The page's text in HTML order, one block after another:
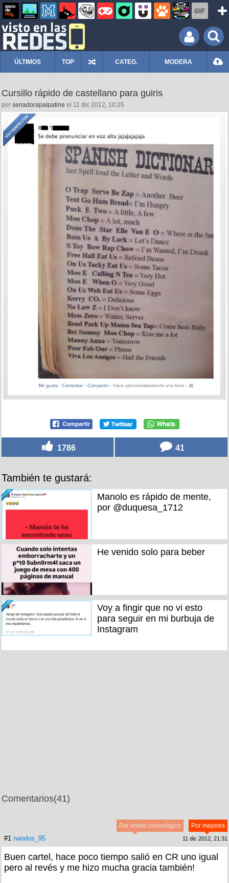
ÚLTIMOS TOP CATEG. MODERA
Cursillo rápido de castellano para guiris
por senadorapalpatine el 11 dic 2012, 10:25
1786 41
También te gustará:
Manolo es rápido de mente,
por @duquesa_1712
He venido solo para beber
Voy a fingir que no vi esto
para seguir en mi burbuja de
Instagram
Comentarios(41)
Por mejores
Por orden cronológico
#1 nandos_95 11 dic 2012, 21:31
Buen cartel, hace poco tiempo salió en CR uno igual
pero al revés y me hizo mucha gracia también!